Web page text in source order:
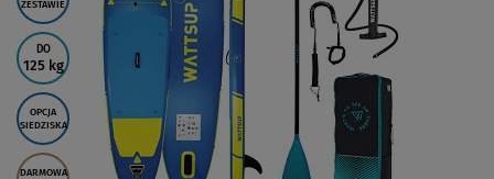
ZESTAWIE
DO
125 kg
OPCJA
SIEDZISKA
DARMOWA